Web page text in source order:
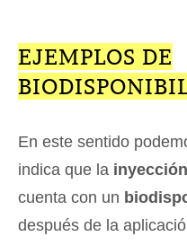
EJEMPLOS DE
En este sentido
indica que la
cuenta con un
después de la